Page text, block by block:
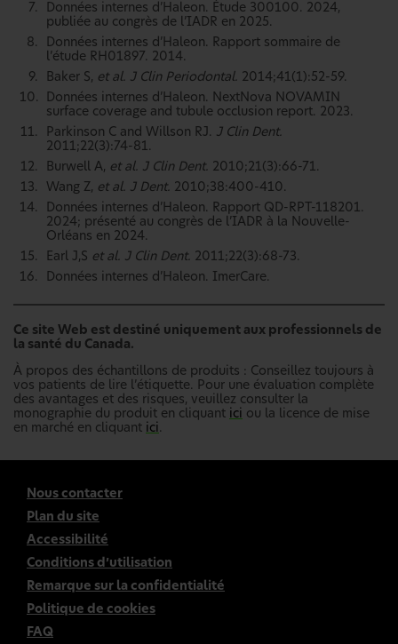
Données internes d’Haleon. Étude 300100. 2024,
publiée au congrès de l’IADR en 2025.
Données internes d’Haleon. Rapport sommaire de
l’étude RH01897. 2014.
Baker S, et al. J Clin Periodontal. 2014;41(1):52-59.
Données internes d’Haleon. NextNova NOVAMIN
surface coverage and tubule occlusion report. 2023.
Parkinson C and Willson RJ. J Clin Dent.
2011;22(3):74-81.
Burwell A, et al. J Clin Dent.
2010;21(3):66-71.
Wang Z, et al. J Dent.
2010;38:400-410.
Données internes d’Haleon. Rapport QD-RPT-118201.
2024; présenté au congrès de l’IADR à la Nouvelle-
Orléans en 2024.
Earl J,S et al. J Clin Dent.
2011;22(3):68-73.
Données internes d’Haleon. ImerCare.
Ce site Web est destiné uniquement aux professionnels de
la santé du Canada.
À propos des échantillons de produits : Conseillez toujours à
vos patients de lire l’étiquette. Pour une évaluation complète
des avantages et des risques, veuillez consulter la
monographie du produit en cliquant ici ou la licence de mise
en marché en cliquant ici.
Nous contacter
Plan du site
Accessibilité
Conditions d’utilisation
Remarque sur la confidentialité
Politique de cookies
FAQ